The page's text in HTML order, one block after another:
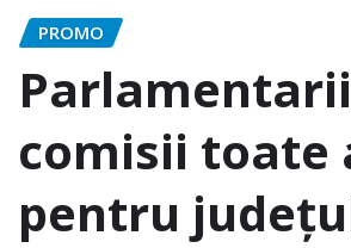
PROMO
comisii toate
pentru